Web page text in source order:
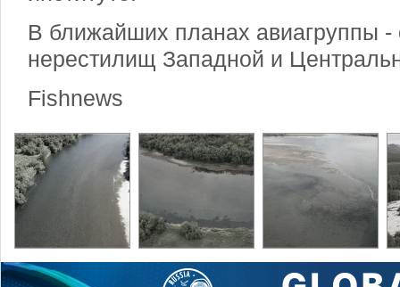
В ближайших планах авиагруппы -
нерестилищ Западной и
Fishnews